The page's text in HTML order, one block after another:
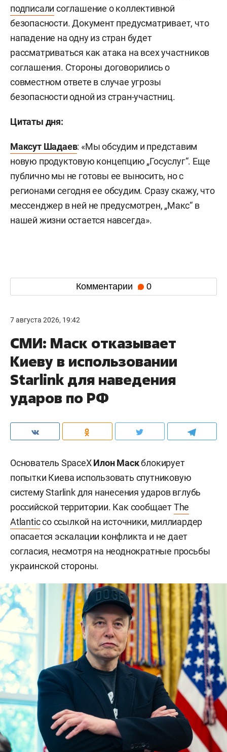
подписали соглашение о коллективной
безопасности. Документ предусматривает, что
нападение на одну из стран будет
рассматриваться как атака на всех участников
соглашения. Стороны договорились о
совместном ответе в случае угрозы
безопасности одной из стран-участниц.
Цитаты дня:
Максут Шадаев: «Мы обсудим и представим
новую продуктовую концепцию „Госуслуг“. Еще
публично мы не готовы ее выносить, но с
регионами сегодня ее обсудим. Сразу скажу, что
мессенджер в ней не предусмотрен, „Макс“ в
нашей жизни остается навсегда».
Комментарии 0
7 августа 2026, 19:42
СМИ: Маск отказывает
Киеву в использовании
Starlink для наведения
ударов по РФ
Основатель SpaceXИлон Маскблокирует
попытки Киева использовать спутниковую
систему Starlink для нанесения ударов вглубь
российской территории. Как сообщаетThe
Atlanticсо ссылкой на источники, миллиардер
опасается эскалации конфликта и не дает
согласия, несмотря на неоднократные просьбы
украинской стороны.